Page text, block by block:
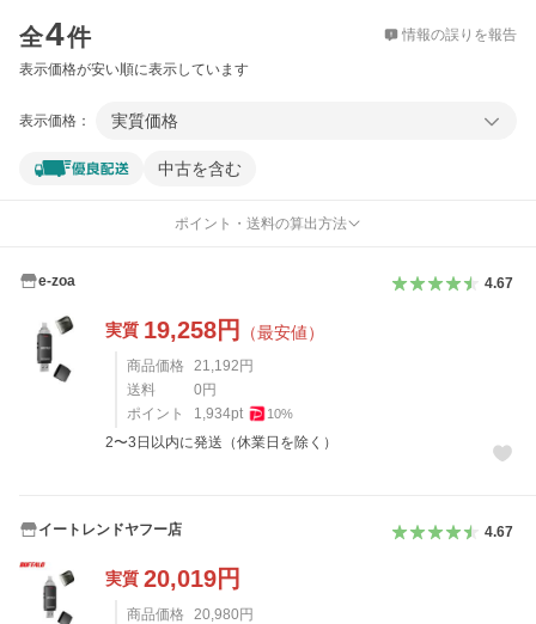
全4件 情報の誤りを報告
表示価格が安い順に表示しています
表示価格： 実質価格
中古を含む
ポイント・送料の算出方法
e-zoa 4.67
実質 19,258円 （最安値）
商品価格 21,192 円
送料
0 円
ポイント
1,934pt 10%
2〜3日以内に発送（休業日を除く）
イートレンドヤフー店 4.67
実質 20,019円
商品価格 20,980 円